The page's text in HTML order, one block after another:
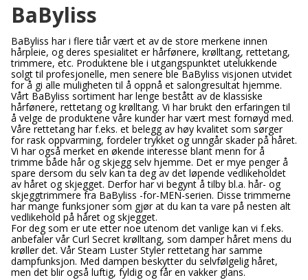
BaByliss
BaByliss har i flere tiår vært et av de store merkene innen
hårpleie, og deres spesialitet er hårfønere, krølltang, rettetang,
trimmere, etc. Produktene ble i utgangspunktet utelukkende
solgt til profesjonelle, men senere ble BaByliss visjonen utvidet
for å gi alle muligheten til å oppnå et salongresultat hjemme.
Vårt BaByliss sortiment har lenge bestått av de klassiske
hårfønere, rettetang og krølltang. Vi har brukt den erfaringen til
å velge de produktene våre kunder har vært mest fornøyd med.
Våre rettetang har f.eks. et belegg av høy kvalitet som sørger
for rask oppvarming, fordeler trykket og unngår skader på håret.
Vi har også merket en økende interesse blant menn for å
trimme både hår og skjegg selv hjemme. Det er mye penger å
spare dersom du selv kan ta deg av det løpende vedlikeholdet
av håret og skjegget. Derfor har vi begynt å tilby bl.a. hår- og
skjeggtrimmere fra BaByliss -for-MEN-serien. Disse trimmerne
har mange funksjoner som gjør at du kan ta vare på nesten alt
vedlikehold på håret og skjegget.
For deg som er ute etter noe utenom det vanlige kan vi f.eks.
anbefaler vår Curl Secret krølltang, som damper håret mens du
krøller det. Vår Steam Luster Styler rettetang har samme
dampfunksjon. Med dampen beskytter du selvfølgelig håret,
men det blir også luftig, fyldig og får en vakker glans.